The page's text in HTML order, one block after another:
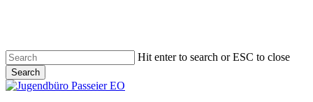
content
Hit enter to search or ESC to close
Search
Close